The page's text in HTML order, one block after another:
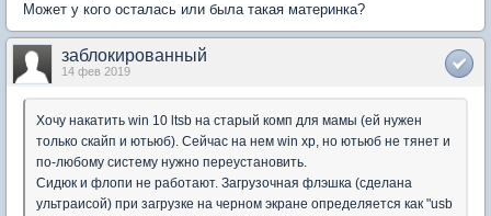
Может у кого осталась или была такая материнка?
заблокированный
14 фев 2019
Хочу накатить win 10 ltsb на старый комп для мамы (ей нужен
только скайп и ютьюб). Сейчас на нем win xp, но ютьюб не тянет и
по-любому систему нужно переустановить.
Сидюк и флопи не работают. Загрузочная флэшка (сделана
ультраисой) при загрузке на черном экране определяется как "usb